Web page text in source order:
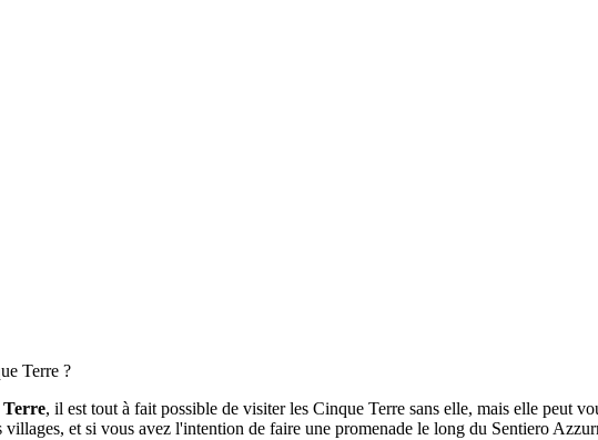
Terre ?
Terre, il est tout à fait possible de visiter les Cinque Terre sans elle, mais elle peut
et si vous avez l'intention de faire une promenade le long du Sentiero